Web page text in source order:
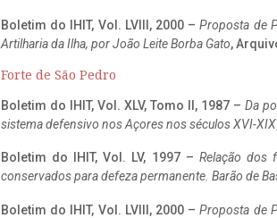
Boletim do IHIT, Vol. LVIII, 2000 –Proposta de
Artilharia da Ilha, por João Leite Borba Gato,
Forte de São Pedro
Boletim do IHIT, Vol. XLV, Tomo II, 1987 – Da
sistema defensivo nos Açores nos séculos XVI-XIX
Boletim do IHIT, Vol. LV, 1997 – Relação dos
conservados para defeza permanente. Barão de
Boletim do IHIT, Vol. LVIII, 2000 –Proposta de